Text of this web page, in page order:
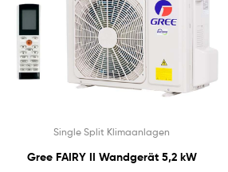
Single Split Klimaanlagen
Gree FAIRY II Wandgerät 5,2 kW